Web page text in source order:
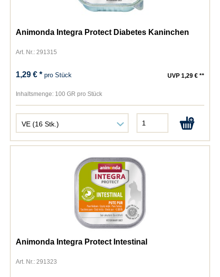
Animonda Integra Protect Diabetes Kaninchen
Art. Nr.: 291315
1,29 € *pro Stück UVP 1,29 € **
Inhaltsmenge: 100 GR pro Stück
Animonda Integra Protect Intestinal
Art. Nr.: 291323